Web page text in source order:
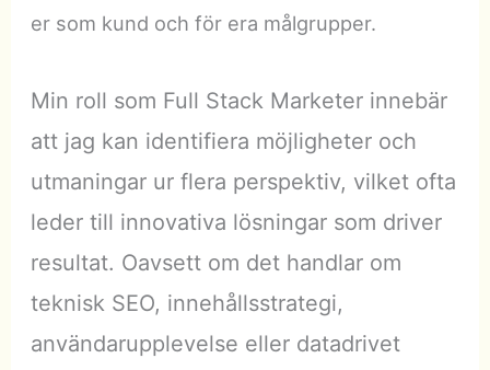
er som kund och för era målgrupper.
Min roll som Full Stack Marketer innebär
att jag kan identifiera möjligheter och
utmaningar ur flera perspektiv, vilket ofta
leder till innovativa lösningar som driver
resultat. Oavsett om det handlar om
teknisk SEO, innehållsstrategi,
användarupplevelse eller datadrivet